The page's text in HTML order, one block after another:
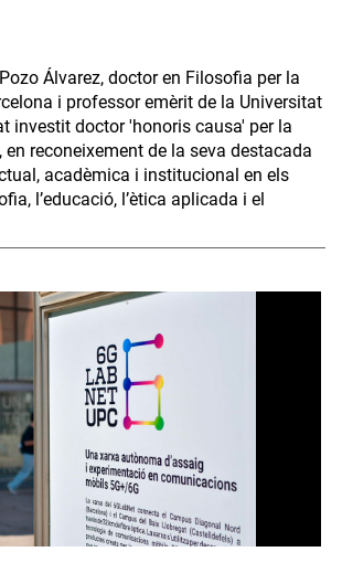
Álvarez, doctor en Filosofia per la
i professor emèrit de la Universitat
investit doctor 'honoris causa' per la
en reconeixement de la seva destacada
acadèmica i institucional en els
l’educació, l’ètica aplicada i el